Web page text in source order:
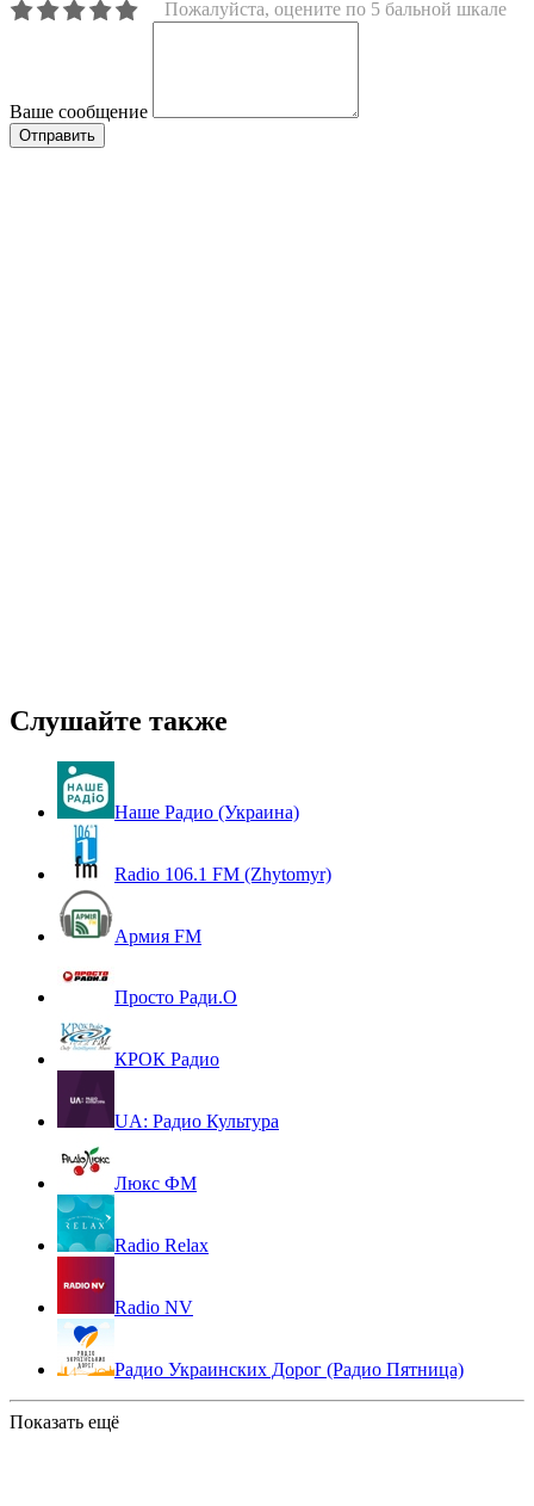
Пожалуйста, оцените по 5 бальной шкале
Ваше сообщение
Слушайте также
Наше Радио (Украина)
Radio 106.1 FM (Zhytomyr)
Армия FM
Просто Ради.О
КРОК Радио
UA: Радио Культура
Люкс ФМ
Radio Relax
Radio NV
Радио Украинских Дорог (Радио Пятница)
Показать ещё